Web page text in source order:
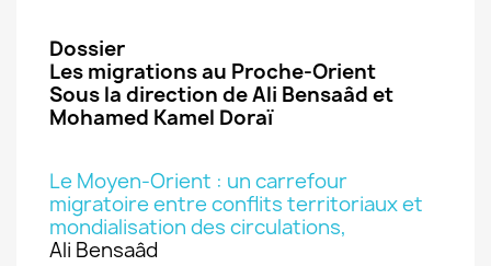
Dossier
Les migrations au Proche-Orient
Sous la direction de Ali Bensaâd et
Mohamed Kamel Doraï
Le Moyen-Orient : un carrefour
migratoire entre conflits territoriaux et
mondialisation des circulations,
Ali Bensaâd